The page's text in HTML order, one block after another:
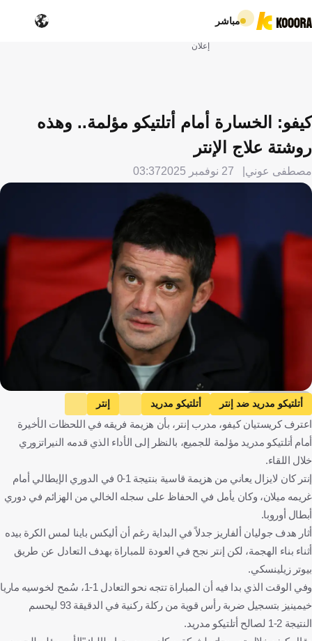
مباشر
إعلان
كيفو: الخسارة أمام أتلتيكو مؤلمة.. وهذه
روشتة علاج الإنتر
مصطفى عوني 27 نوفمبر 2025 03:37
Getty Images
أتلتيكو مدريد ضد إنتر أتلتيكو مدريد
إنتر
دوري أبطال أوروبا
كريستيان كيفو إسبانيا إيطاليا
رومانيا
كرة قدم
اعترف كريستيان كيفو، مدرب إنتر، بأن هزيمة فريقه في اللحظات الأخيرة
أمام أتلتيكو مدريد مؤلمة للجميع، بالنظر إلى الأداء الذي قدمه النيراتزوري
خلال اللقاء.
إنتر كان لايزال يعاني من هزيمة قاسية بنتيجة 1-0 في الدوري الإيطالي أمام
غريمه ميلان، وكان يأمل في الحفاظ على سجله الخالي من الهزائم في دوري
أبطال أوروبا.
أثار هدف جوليان ألفاريز جدلاً في البداية رغم أن أليكس باينا لمس الكرة بيده
أثناء بناء الهجمة، لكن إنتر نجح في العودة للمباراة بهدف التعادل عن طريق
بيوتر زيلينسكي.
وفي الوقت الذي بدا فيه أن المباراة تتجه نحو التعادل 1-1، سُمح لخوسيه ماريا
خيمينيز بتسجيل ضربة رأس قوية من ركلة ركنية في الدقيقة 93 ليحسم
النتيجة 2-1 لصالح أتلتيكو مدريد.